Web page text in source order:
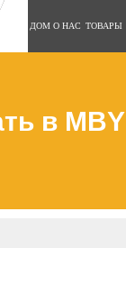
ДОМ О НАС ТОВАРЫ
в MBY